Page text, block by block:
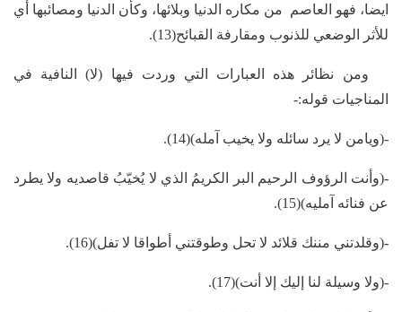
ايضا، فهو العاصم من مكاره الدنيا وبلائها، وكأن الدنيا ومصائبها أي
للأثر الوضعي للذنوب ومقارفة القبائح(13).
ومن نظائر هذه العبارات التي وردت فيها (لا) النافية في
المناجيات قوله:-
-(ويامن لا يرد سائله ولا يخيب آمله)(14).
-(وأنت الرؤوف الرحيم البر الكريمُ الذي لا يُخيّبُ قاصديه ولا يطرد
عن فنائه آمليه)(15).
-(وقلدتني مننك قلائد لا تحل وطوقتني أطواقا لا تفل)(16).
-(ولا وسيلة لنا إليك إلا أنت)(17).